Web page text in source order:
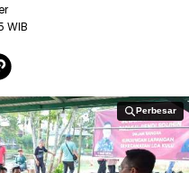
WIB
Perbesar
Perbesar